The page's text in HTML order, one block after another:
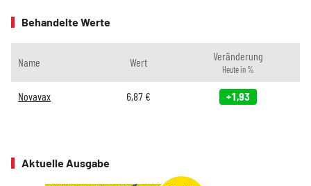
Behandelte Werte
Name Wert Veränderung
Heute in %
Novavax 6,87 € +1,93
Aktuelle Ausgabe